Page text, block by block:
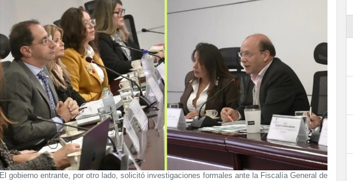
El gobierno entrante, por otro lado, solicitó investigaciones formales ante la Fiscalía General de